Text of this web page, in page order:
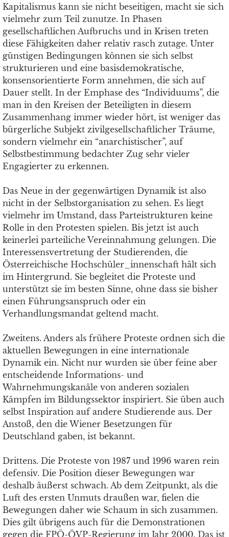
Kapitalismus kann sie nicht beseitigen, macht sie sich
vielmehr zum Teil zunutze. In Phasen
gesellschaftlichen Aufbruchs und in Krisen treten
diese Fähigkeiten daher relativ rasch zutage. Unter
günstigen Bedingungen können sie sich selbst
strukturieren und eine basisdemokratische,
konsensorientierte Form annehmen, die sich auf
Dauer stellt. In der Emphase des “Individuums”, die
man in den Kreisen der Beteiligten in diesem
Zusammenhang immer wieder hört, ist weniger das
bürgerliche Subjekt zivilgesellschaftlicher Träume,
sondern vielmehr ein “anarchistischer”, auf
Selbstbestimmung bedachter Zug sehr vieler
Engagierter zu erkennen.
Das Neue in der gegenwärtigen Dynamik ist also
nicht in der Selbstorganisation zu sehen. Es liegt
vielmehr im Umstand, dass Parteistrukturen keine
Rolle in den Protesten spielen. Bis jetzt ist auch
keinerlei parteiliche Vereinnahmung gelungen. Die
Interessensvertretung der Studierenden, die
Österreichische Hochschüler_innenschaft hält sich
im Hintergrund. Sie begleitet die Proteste und
unterstützt sie im besten Sinne, ohne dass sie bisher
einen Führungsanspruch oder ein
Verhandlungsmandat geltend macht.
Zweitens. Anders als frühere Proteste ordnen sich die
aktuellen Bewegungen in eine internationale
Dynamik ein. Nicht nur wurden sie über feine aber
entscheidende Informations- und
Wahrnehmungskanäle von anderen sozialen
Kämpfen im Bildungssektor inspiriert. Sie üben auch
selbst Inspiration auf andere Studierende aus. Der
Anstoß, den die Wiener Besetzungen für
Deutschland gaben, ist bekannt.
Drittens. Die Proteste von 1987 und 1996 waren rein
defensiv. Die Position dieser Bewegungen war
deshalb äußerst schwach. Ab dem Zeitpunkt, als die
Luft des ersten Unmuts draußen war, fielen die
Bewegungen daher wie Schaum in sich zusammen.
Dies gilt übrigens auch für die Demonstrationen
gegen die FPÖ-ÖVP-Regierung im Jahr 2000. Das ist